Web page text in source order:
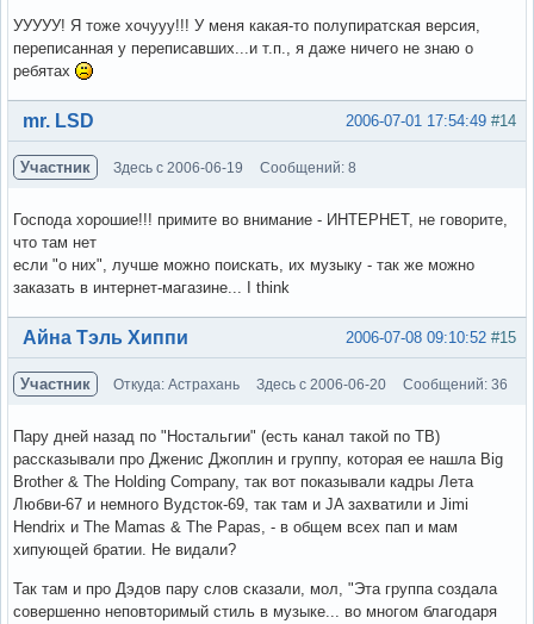
УУУУУ! Я тоже хочууу!!! У меня какая-то полупиратская версия,
переписанная у переписавших...и т.п., я даже ничего не знаю о
ребятах
Вне форума #14
2006-07-01 17:54:49
mr. LSD
Участник Здесь с 2006-06-19 Сообщений: 8
Господа хорошие!!! примите во внимание - ИНТЕРНЕТ, не говорите,
что там нет
если "о них", лучше можно поискать, их музыку - так же можно
заказать в интернет-магазине... I think
Вне форума #15
2006-07-08 09:10:52
Айна Тэль Хиппи
Участник Откуда: Астрахань Здесь с 2006-06-20 Сообщений: 36
Пару дней назад по "Ностальгии" (есть канал такой по ТВ)
рассказывали про Дженис Джоплин и группу, которая ее нашла Big
Brother & The Holding Company, так вот показывали кадры Лета
Любви-67 и немного Вудсток-69, так там и JA захватили и Jimi
Hendrix и The Mamas & The Papas, - в общем всех пап и мам
хипующей братии. Не видали?
Так там и про Дэдов пару слов сказали, мол, "Эта группа создала
совершенно неповторимый стиль в музыке... во многом благодаря